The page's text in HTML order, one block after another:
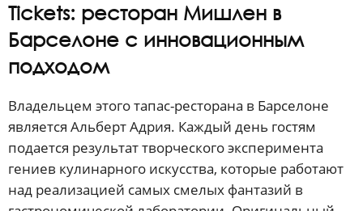
Tickets: ресторан Мишлен в
Барселоне с инновационным
подходом
Владельцем этого тапас-ресторана в Барселоне
является Альберт Адрия. Каждый день гостям
подается результат творческого эксперимента
гениев кулинарного искусства, которые работают
над реализацией самых смелых фантазий в